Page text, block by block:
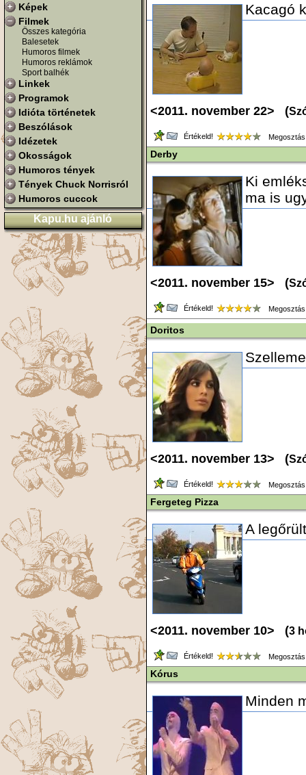
Képek
Filmek
Összes kategória
Balesetek
Humoros filmek
Humoros reklámok
Sport balhék
Linkek
Programok
Idióta történetek
Beszólások
Idézetek
Okosságok
Humoros tények
Tények Chuck Norrisról
Humoros cuccok
Kapu.hu ajánló
Kacagó
<2011. november 22> (
Értékeld!
Derby
Ki
ma is
<2011. november 15> (
Értékeld!
Doritos
<2011. november 13> (
Értékeld!
Fergeteg Pizza
A
<2011. november 10> (3
Értékeld!
Kórus
Minden